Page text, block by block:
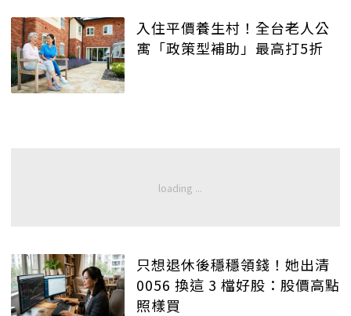
入住平價養生村！全台老人公
寓「政策型補助」最高打5折
只想退休後穩穩領錢！她出清
0056 換這 3 檔好股：股價高點
照樣買